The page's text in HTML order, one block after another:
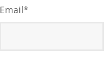
Email*